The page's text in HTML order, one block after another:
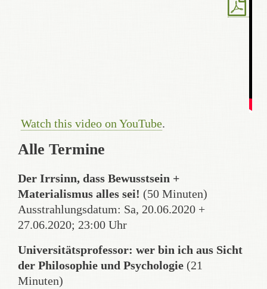
Watch this video on YouTube.
Alle Termine
Der Irrsinn, dass Bewusstsein +
Materialismus alles sei! (50 Minuten)
Ausstrahlungsdatum: Sa, 20.06.2020 +
27.06.2020; 23:00 Uhr
Universitätsprofessor: wer bin ich aus Sicht
der Philosophie und Psychologie (21
Minuten)